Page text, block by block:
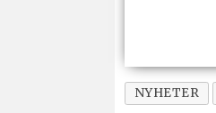
NYHETER